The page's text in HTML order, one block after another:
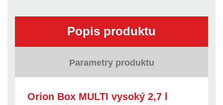
Popis produktu
Parametry produktu
Orion Box MULTI vysoký 2,7 l